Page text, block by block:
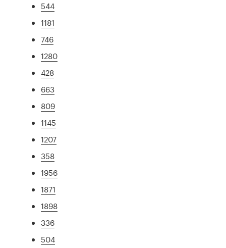
544
1181
746
1280
428
663
809
1145
1207
358
1956
1871
1898
336
504